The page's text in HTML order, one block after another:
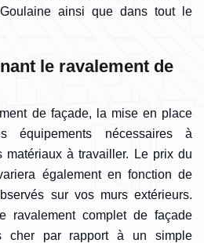
ainsi que dans tout le
le ravalement de
de façade, la mise en place
équipements nécessaires à
matériaux à travailler. Le prix du
également en fonction de
sur vos murs extérieurs.
ravalement complet de façade
cher par rapport à un simple